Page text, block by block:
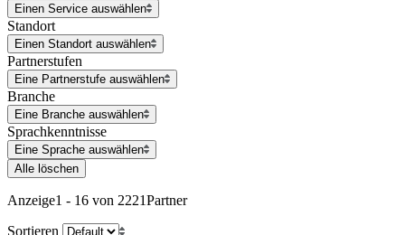
Einen Service auswählen
Standort
Einen Standort auswählen
Partnerstufen
Eine Partnerstufe auswählen
Branche
Eine Branche auswählen
Sprachkenntnisse
Eine Sprache auswählen
Alle löschen
Anzeige1 - 16 von 2221Partner
Sortieren